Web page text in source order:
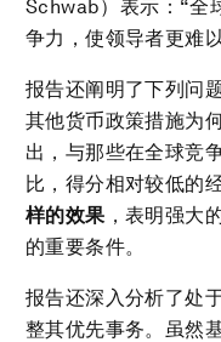
Schwab）表示：“全
争力，使领导者更难
报告还阐明了下列问
其他货币政策措施为
出，与那些在全球竞
比，得分相对较低的
样的效果 ，表明强大
的重要条件。
报告还深入分析了处
整其优先事务。虽然